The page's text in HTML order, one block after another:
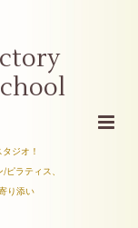
ジオ！
ラティス、
り添い